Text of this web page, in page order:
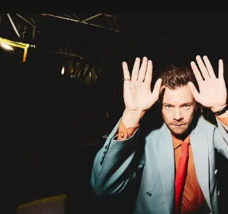
di esprimere identità, visione e